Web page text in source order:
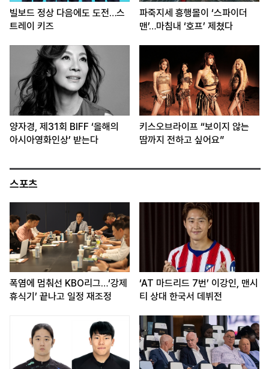
빌보드 정상 다음에도 도전…스
트레이 키즈
파죽지세 흥행몰이 ‘스파이더
맨’…마침내 ‘호프’ 제쳤다
양자경, 제31회 BIFF ‘올해의
아시아영화인상’ 받는다
키스오브라이프 “보이지 않는
땀까지 전하고 싶어요”
스포츠
폭염에 멈춰선 KBO리그…‘강제
휴식기’ 끝나고 일정 재조정
‘AT 마드리드 7번’ 이강인, 맨시
티 상대 한국서 데뷔전